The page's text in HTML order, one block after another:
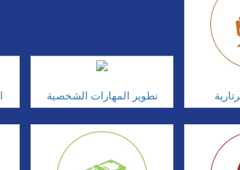
تطوير المهارات الشخصية